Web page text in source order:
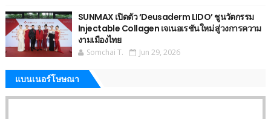
SUNMAX เปิดตัว ‘Deusaderm LIDO’ ชูนวัตกรรม
Injectable Collagen เจเนอเรชันใหม่ สู่วงการความ
งามเมืองไทย
Somchai T. Jun 29, 2026
แบนเนอร์โษษณา